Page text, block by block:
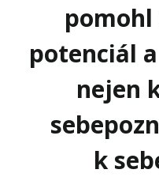
potenciál
nejen
k